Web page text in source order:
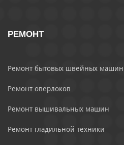
РЕМОНТ
Ремонт бытовых швейных машин
Ремонт оверлоков
Ремонт вышивальных машин
Ремонт гладильной техники